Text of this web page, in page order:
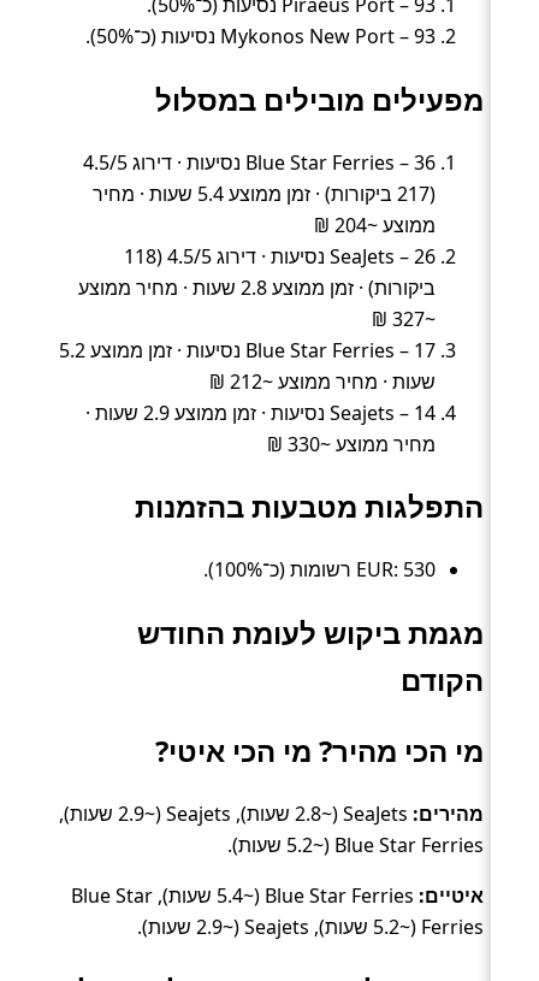
Mykonos New Port – 93 נסיעות (כ־50%).
מפעילים מובילים במסלול
Blue Star Ferries – 36 נסיעות · דירוג 4.5/5
(217 ביקורות) · זמן ממוצע 5.4 שעות · מחיר
ממוצע ~204 ₪
SeaJets – 26 נסיעות · דירוג 4.5/5 (118
ביקורות) · זמן ממוצע 2.8 שעות · מחיר ממוצע
~327 ₪
Blue Star Ferries – 17 נסיעות · זמן ממוצע 5.2
שעות · מחיר ממוצע ~212 ₪
Seajets – 14 נסיעות · זמן ממוצע 2.9 שעות ·
מחיר ממוצע ~330 ₪
התפלגות מטבעות בהזמנות
EUR: 530 רשומות (כ־100%).
מגמת ביקוש לעומת החודש
הקודם
מי הכי מהיר? מי הכי איטי?
מהירים:
SeaJets (~2.8 שעות), Seajets (~2.9 שעות),
Blue Star Ferries (~5.2 שעות).
איטיים:
Blue Star Ferries (~5.4 שעות), Blue Star
Ferries (~5.2 שעות), Seajets (~2.9 שעות).